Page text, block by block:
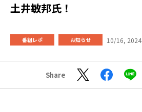
土井敏邦氏！
番組レポ お知らせ 10/16, 2024
Share